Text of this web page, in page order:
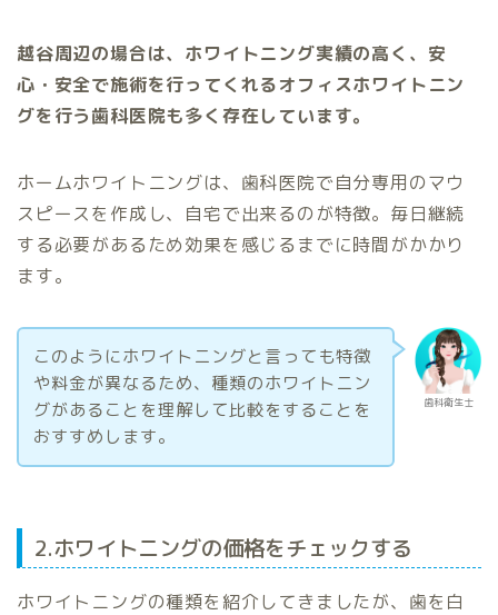
越谷周辺の場合は、ホワイトニング実績の高く、安
心・安全で施術を行ってくれるオフィスホワイトニン
グを行う歯科医院も多く存在しています。
ホームホワイトニングは、歯科医院で自分専用のマウ
スピースを作成し、自宅で出来るのが特徴。毎日継続
する必要があるため効果を感じるまでに時間がかかり
ます。
歯科衛生士
このようにホワイトニングと言っても特徴
や料金が異なるため、種類のホワイトニン
グがあることを理解して比較をすることを
おすすめします。
2.ホワイトニングの価格をチェックする
ホワイトニングの種類を紹介してきましたが、歯を白